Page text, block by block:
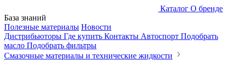
Каталог О бренде
База знаний
Полезные материалы Новости
Дистрибьюторы Где купить Контакты Автоспорт Подобрать
масло Подобрать фильтры
Смазочные материалы и технические жидкости